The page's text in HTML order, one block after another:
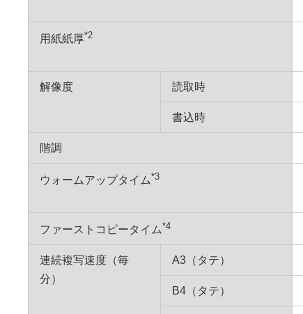
用紙紙厚*2
解像度 読取時
書込時
階調
ウォームアップタイム*3
ファーストコピータイム*4
連続複写速度（毎
分）
A3（タテ）
B4（タテ）